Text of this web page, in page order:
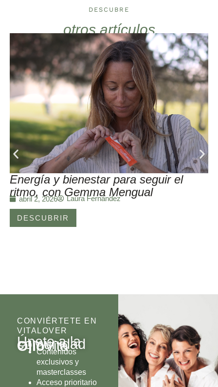
DESCUBRE
otros artículos
Energía y bienestar para seguir el
ritmo, con Gemma Mengual
abril 2, 2026 Laura Fernández
DESCUBRIR
CONVIÉRTETE EN
VITALOVER
Únete a la
comunidad
OlioVita
Contenidos
exclusivos y
masterclasses
Acceso prioritario